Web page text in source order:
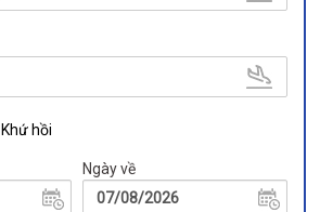
Khứ hồi
Ngày về